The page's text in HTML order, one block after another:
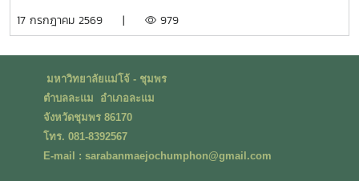
กรกฎาคม พ.ศ. 2569 ณ ห้องประชุมชั้นดาดฟ้า อาคารบุญรอด
อบรม และอาจารย์วีรชัย เพชรสุทธิ์ รองคณบดีฝ่ายวิชาการ วิจัย
และบริการวิชาการ กล่าวต้อนรับผู้เข้าร่วมอบรม โดยได้รับเกียรติ
จากวิทยากรผู้ทรงคุณวุฒิจากสำนักงานปศุสัตว์เขต 8 จังหวัด
สุราษฎร์ธานี นำโดย น.สพ.วิสูตร นวลขาว ผู้อำนวยการส่วน
มาตรฐานการปศุสัตว์ และนางสาวมนธิยารัตน์ สังฆะโณ นัก
17 กรกฎาคม 2569 | 979
มหาวิทยาลัยแม่โจ้ - ชุมพร
ตำบลละแม อำเภอละแม
จังหวัดชุมพร 86170
โทร. 081-8392567
E-mail : sarabanmaejochumphon@gmail.com